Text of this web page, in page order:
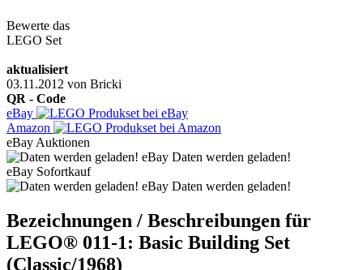
Bewerte das
LEGO Set
aktualisiert
03.11.2012 von Bricki
QR - Code
eBay
Amazon
eBay Auktionen
eBay Daten werden geladen!
eBay Sofortkauf
eBay Daten werden geladen!
Bezeichnungen / Beschreibungen für
LEGO® 011-1: Basic Building Set
(Classic/1968)